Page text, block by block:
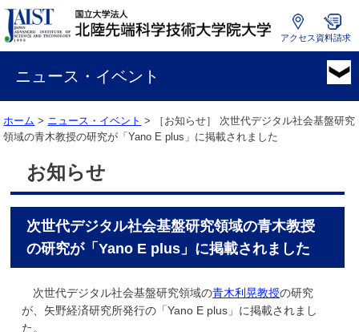
国
学
法
人
先
端
アクセス 資料請求
ニュース・イベント
ホーム > ニュース・イベント > ［お知らせ］ 次世代デジタル社会基盤研究
領域の青木教授の研究が「Yano E plus」に掲載されました
お知らせ
次世代デジタル社会基盤研究領域の青木教授
の研究が「Yano E plus」に掲載されました
次世代デジタル社会基盤研究領域の青木利晃教授の研究
が、矢野経済研究所発行の「Yano E plus」に掲載されまし
た。